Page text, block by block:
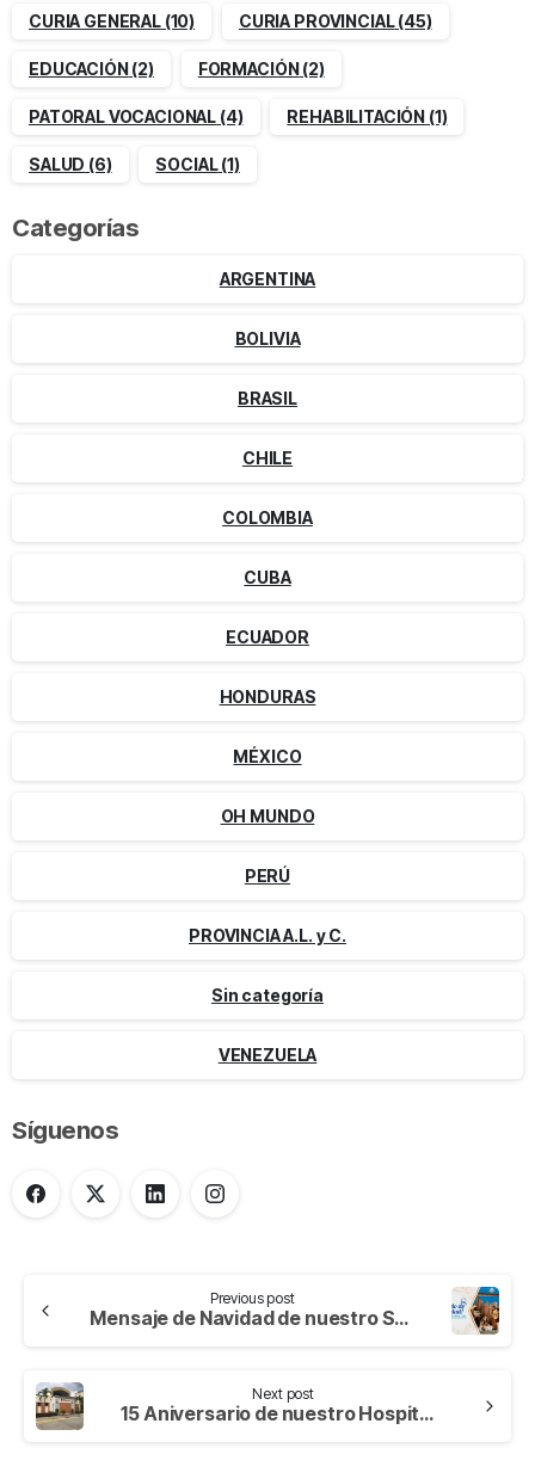
CURIA GENERAL(10) CURIA PROVINCIAL(45)
EDUCACIÓN(2) FORMACIÓN(2)
PATORAL VOCACIONAL (4) REHABILITACIÓN (1)
SALUD (6) SOCIAL(1)
Categorías
ARGENTINA
BOLIVIA
BRASIL
CHILE
COLOMBIA
CUBA
ECUADOR
HONDURAS
MÉXICO
OH MUNDO
PERÚ
PROVINCIA A.L. y C.
Sin categoría
VENEZUELA
Síguenos
Previous post
Mensaje de Navidad de nuestro Superior General
Next post
15 Aniversario de nuestro Hospital en Honduras